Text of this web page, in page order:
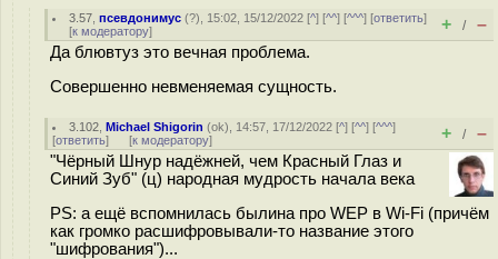
3.57 ,псевдонимус (?), 15:02, 15/12/2022 [^] [^^] [^^^] [ответить]
[к модератору] + / –
Да блювтуз это вечная проблема.
Совершенно невменяемая сущность.
3.102 ,Michael Shigorin (ok), 14:57, 17/12/2022 [^] [^^] [^^^]
[ответить] [к модератору] + / –
"Чёрный Шнур надёжней, чем Красный Глаз и
Синий Зуб" (ц) народная мудрость начала века
PS: а ещё вспомнилась былина про WEP в Wi-Fi (причём
как громко расшифровывали-то название этого
"шифрования")...